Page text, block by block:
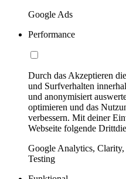
Google Ads
Performance
Durch das Akzeptieren
und Surfverhalten
und anonymisiert
optimieren und das
verbessern. Mit deiner
Webseite folgende
Google Analytics,
Testing